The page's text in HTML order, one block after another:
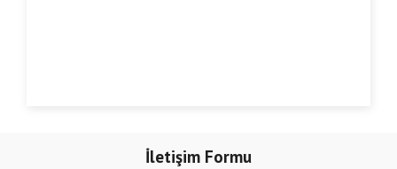
İletişim Formu